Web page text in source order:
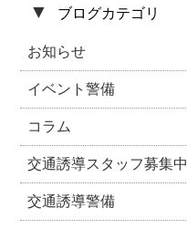
▼ ブログカテゴリ
お知らせ
イベント警備
コラム
交通誘導スタッフ募集中
交通誘導警備